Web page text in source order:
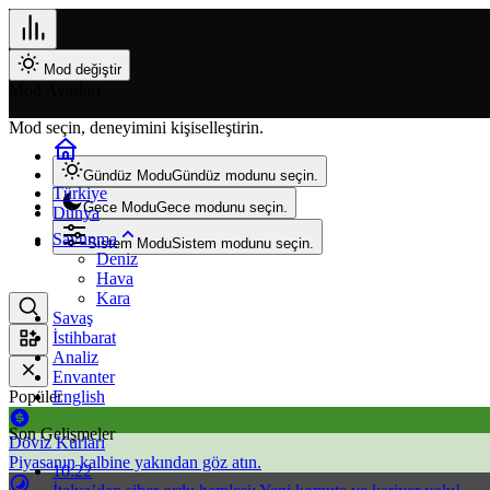
Mod değiştir
Mod seçin, deneyimini kişiselleştirin.
Gündüz ModuGündüz modunu seçin.
Gece ModuGece modunu seçin.
Sistem ModuSistem modunu seçin.
Popüler
Döviz Kurları
Piyasanın kalbine yakından göz atın.
Türkiye
Dünya
Savunma
Deniz
Hava
Kara
Savaş
İstihbarat
Analiz
Envanter
English
Son Gelişmeler
10:22